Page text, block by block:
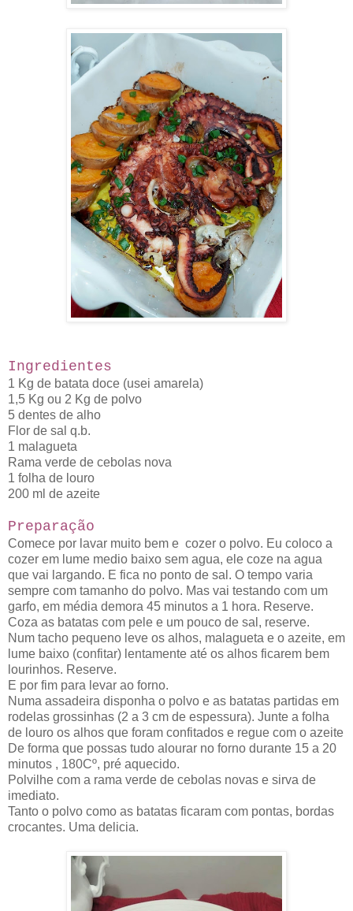
Ingredientes
1 Kg de batata doce (usei amarela)
1,5 Kg ou 2 Kg de polvo
5 dentes de alho
Flor de sal q.b.
1 malagueta
Rama verde de cebolas nova
1 folha de louro
200 ml de azeite
Preparação
Comece por lavar muito bem e cozer o polvo. Eu coloco a
cozer em lume medio baixo sem agua, ele coze na agua
que vai largando. E fica no ponto de sal. O tempo varia
sempre com tamanho do polvo. Mas vai testando com um
garfo, em média demora 45 minutos a 1 hora. Reserve.
Coza as batatas com pele e um pouco de sal, reserve.
Num tacho pequeno leve os alhos, malagueta e o azeite, em
lume baixo (confitar) lentamente até os alhos ficarem bem
lourinhos. Reserve.
E por fim para levar ao forno.
Numa assadeira disponha o polvo e as batatas partidas em
rodelas grossinhas (2 a 3 cm de espessura). Junte a folha
de louro os alhos que foram confitados e regue com o azeite
De forma que possas tudo alourar no forno durante 15 a 20
minutos , 180Cº, pré aquecido.
Polvilhe com a rama verde de cebolas novas e sirva de
imediato.
Tanto o polvo como as batatas ficaram com pontas, bordas
crocantes. Uma delicia.